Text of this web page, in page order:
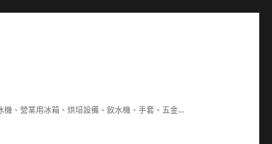
、營業用冰箱、烘培設備、飲水機、手套、五金…